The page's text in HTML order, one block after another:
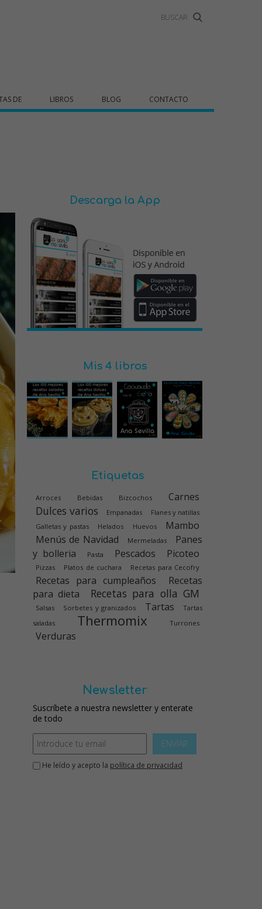
DE LIBROS BLOG CONTACTO
Descarga la App
Mis 4 libros
Etiquetas
Arroces Bebidas Bizcochos Carnes
Dulces varios Empanadas
Flanes y natillas
Galletas y pastas
Helados Huevos
Mambo
Menús de Navidad
Mermeladas
Panes
y bolleria
Pasta Pescados Picoteo
Pizzas Platos de cuchara Recetas para Cecofry
Recetas para cumpleaños
Recetas
para dieta
Recetas para olla GM
Salsas Sorbetes y granizados Tartas
Tartas
saladas
Thermomix Turrones
Verduras
Newsletter
Suscríbete a nuestra newsletter y enterate
de todo
ENVIAR
He leído y acepto la política de privacidad